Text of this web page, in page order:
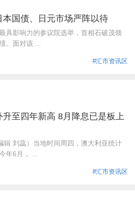
国债、日元市场严阵以待
影响力的参议院选举，首相石破茂领
。面对该 ...
#汇市资讯区
至四年新高 8月降息已是板上
刘蕊）当地时间周四，澳大利亚统计
年6月， ...
#汇市资讯区